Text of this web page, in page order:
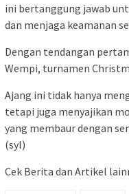
ini bertanggung jawab
dan menjaga keamanan
Dengan tendangan
Wempi, turnamen
Ajang ini tidak hanya
tetapi juga menyajikan
yang membaur dengan
(syl)
Cek Berita dan Artikel